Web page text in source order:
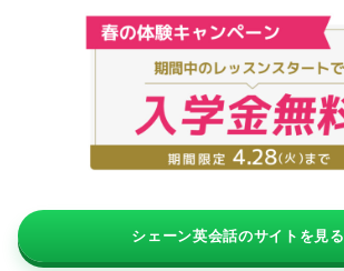
シェーン英会話のサイトを見る